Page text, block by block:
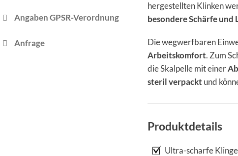
Angaben GPSR-Verordnung
Anfrage
hergestellten Klinken
besondere Schärfe
Die wegwerfbaren
Arbeitskomfort. Zum
die Skalpelle mit einer
steril verpackt und
Produktdetails
Ultra-scharfe